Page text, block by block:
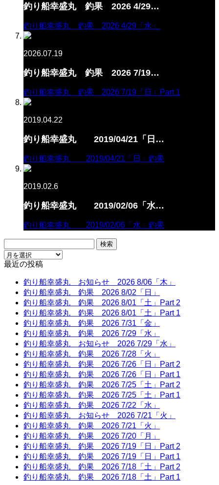
釣り船幸盛丸 釣果 2026 4/29…
釣り船幸盛丸 釣果 2026 4/29「水」
2026.07.19
釣り船幸盛丸 釣果 2026 7/19…
釣り船幸盛丸 釣果 2026 7/19「日」Part 1
2019.04.22
釣り船幸盛丸 2019/04/21「日…
釣り船幸盛丸 2019/04/21「日」釣果
2019.02.6
釣り船幸盛丸 2019/02/06「水…
釣り船幸盛丸 2019/02/06「水」釣果
索:
最近の投稿
釣り船幸盛丸 お知らせ 2026 8/06「木」
釣り船幸盛丸 釣果 2026 8/02「日」
釣り船幸盛丸 釣果 2026 8/01「土」Part 2
釣り船幸盛丸 釣果 2026 8/01「土」Part 1
釣り船幸盛丸 釣果 2026 7/31「金」
釣り船幸盛丸 釣果 2026 7/29「水」
釣り船幸盛丸 お知らせ 2026 7/29「水」
釣り船幸盛丸 釣果 2026 7/28「火」
釣り船幸盛丸 釣果 2026 7/26「日」Part 2
釣り船幸盛丸 釣果 2026 7/26「日」Part 1
釣り船幸盛丸 釣果 2026 7/25「土」Part 2
釣り船幸盛丸 釣果 2026 7/25「土」Part 1
釣り船幸盛丸 釣果 2026 7/22「水」
釣り船幸盛丸 お知らせ 2026 7/21「火」
釣り船幸盛丸 釣果 2026 7/21「火」
釣り船幸盛丸 釣果 2026 7/20「月」
釣り船幸盛丸 釣果 2026 7/19「日」Part 2
釣り船幸盛丸 釣果 2026 7/19「日」Part 1
釣り船幸盛丸 釣果 2026 7/18「土」Part 2
釣り船幸盛丸 釣果 2026 7/18「土」Part 1